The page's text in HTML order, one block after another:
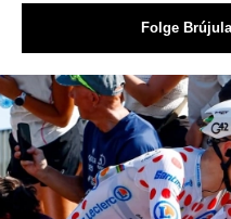
Folge